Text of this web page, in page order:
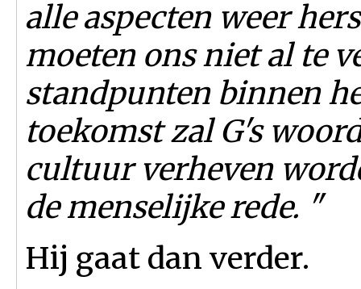
alle aspecten weer
moeten ons niet al te
standpunten binnen
toekomst zal G's
cultuur verheven
de menselijke rede. "
Hij gaat dan verder.